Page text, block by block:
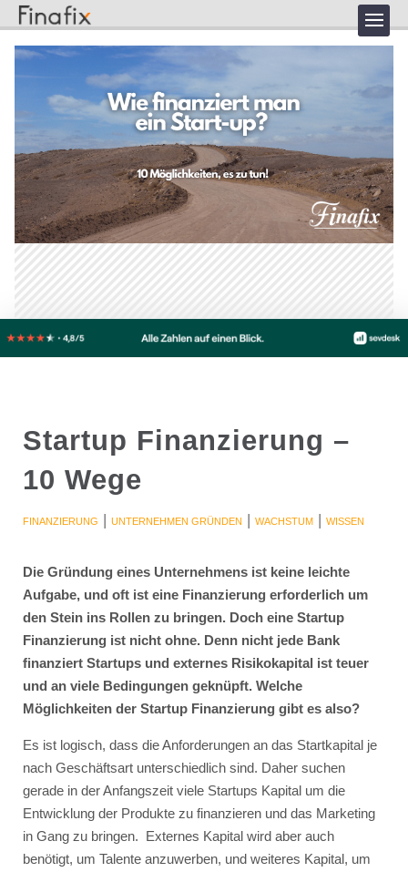
Startup Finanzierung –
10 Wege
FINANZIERUNG | UNTERNEHMEN GRÜNDEN | WACHSTUM| WISSEN
Die Gründung eines Unternehmens ist keine leichte
Aufgabe, und oft ist eine Finanzierung erforderlich um
den Stein ins Rollen zu bringen. Doch eine Startup
Finanzierung ist nicht ohne. Denn nicht jede Bank
finanziert Startups und externes Risikokapital ist teuer
und an viele Bedingungen geknüpft. Welche
Möglichkeiten der Startup Finanzierung gibt es also?
Es ist logisch, dass die Anforderungen an das Startkapital je
nach Geschäftsart unterschiedlich sind. Daher suchen
gerade in der Anfangszeit viele Startups Kapital um die
Entwicklung der Produkte zu finanzieren und das Marketing
in Gang zu bringen. Externes Kapital wird aber auch
benötigt, um Talente anzuwerben, und weiteres Kapital, um